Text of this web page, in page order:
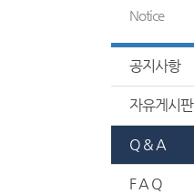
Notice
공지사항
자유게시판
Q & A
F A Q